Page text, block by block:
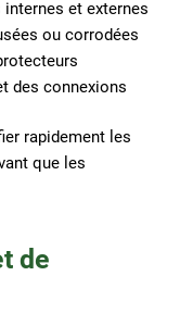
et externes
ou corrodées
des connexions
rapidement les
que les
de